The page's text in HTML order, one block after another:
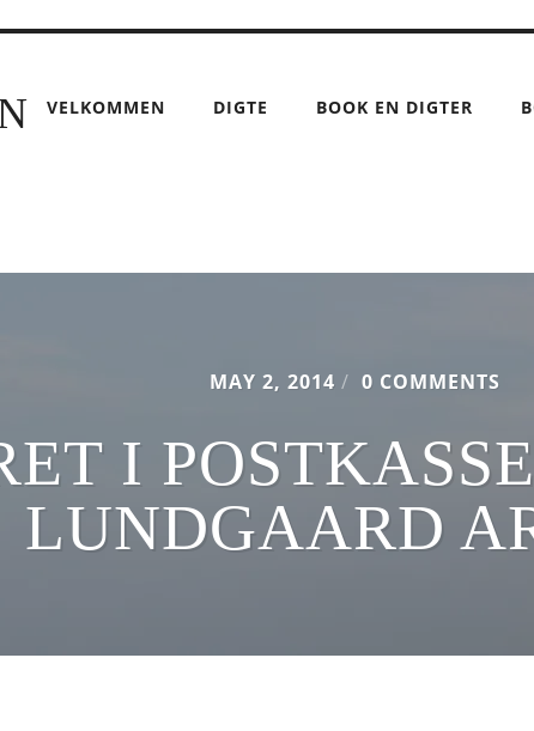
VELKOMMEN DIGTE BOOK EN DIGTER
MAY 2, 2014 / 0 COMMENTS
I
LUNDGAARD